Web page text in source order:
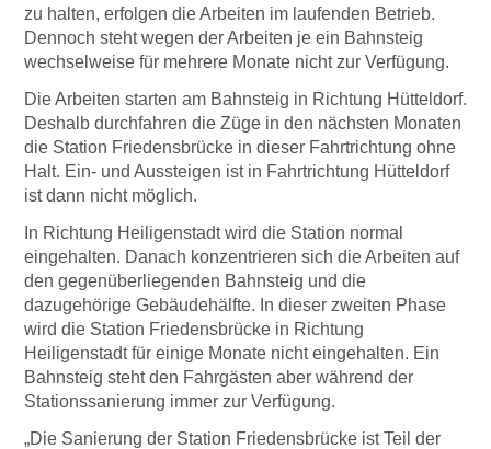
zu halten, erfolgen die Arbeiten im laufenden Betrieb.
Dennoch steht wegen der Arbeiten je ein Bahnsteig
wechselweise für mehrere Monate nicht zur Verfügung.
Die Arbeiten starten am Bahnsteig in Richtung Hütteldorf.
Deshalb durchfahren die Züge in den nächsten Monaten
die Station Friedensbrücke in dieser Fahrtrichtung ohne
Halt. Ein- und Aussteigen ist in Fahrtrichtung Hütteldorf
ist dann nicht möglich.
In Richtung Heiligenstadt wird die Station normal
eingehalten. Danach konzentrieren sich die Arbeiten auf
den gegenüberliegenden Bahnsteig und die
dazugehörige Gebäudehälfte. In dieser zweiten Phase
wird die Station Friedensbrücke in Richtung
Heiligenstadt für einige Monate nicht eingehalten. Ein
Bahnsteig steht den Fahrgästen aber während der
Stationssanierung immer zur Verfügung.
„Die Sanierung der Station Friedensbrücke ist Teil der